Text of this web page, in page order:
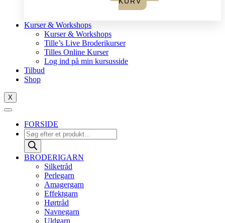
Krumme
Kurser & Workshops
Kurser & Workshops
Tille’s Live Broderikurser
Tilles Online Kurser
Log ind på min kursusside
Tilbud
Shop
X
FORSIDE
Products
search
BRODERIGARN
Silketråd
Perlegarn
Amagergarn
Effektgarn
Hørtråd
Navnegarn
Uldgarn